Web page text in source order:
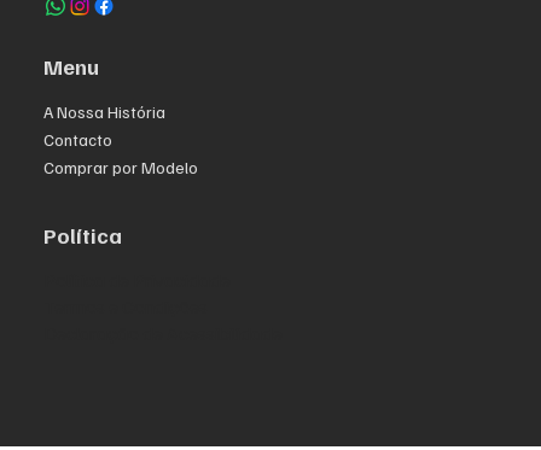
Menu
A Nossa História
Contacto
Comprar por Modelo
Política